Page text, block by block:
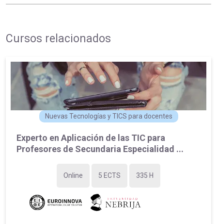
Cursos relacionados
Nuevas Tecnologías y TICS para docentes
Experto en Aplicación de las TIC para
Profesores de Secundaria Especialidad ...
Online 5 ECTS 335 H